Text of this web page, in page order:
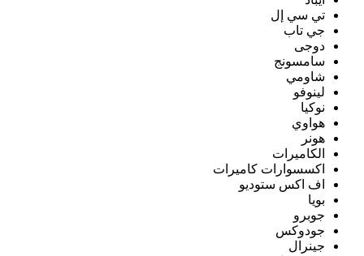
تي سي إل
جي تاب
دوجى
سامسونج
شاومي
لينوفو
نوكيا
هواوي
هونر
الكاميرات
اكسسوارات كاميرات
اف اكس ستوديو
بويا
جوبرو
جودوكس
جينرال